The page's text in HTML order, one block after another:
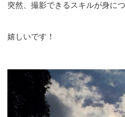
突然、撮影できるスキルが身につ
嬉しいです！